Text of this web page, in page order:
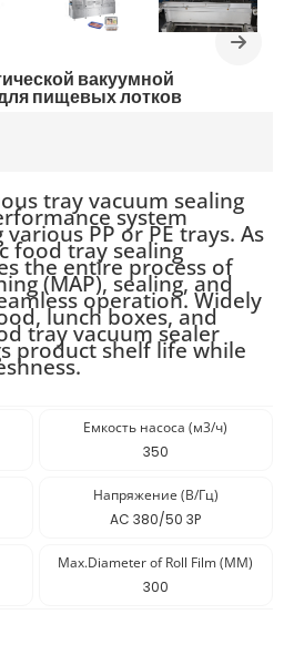
вакуумной
пищевых лотков
tray vacuum sealing
system
PP or PE trays. As
food tray sealing
the entire process of
(MAP), sealing, and
operation. Widely
lunch boxes, and
tray vacuum sealer
product shelf life while
Емкость насоса (м3/ч)
350
Напряжение (В/Гц)
AC 380/50 3P
Max.Diameter of Roll Film (MM)
300